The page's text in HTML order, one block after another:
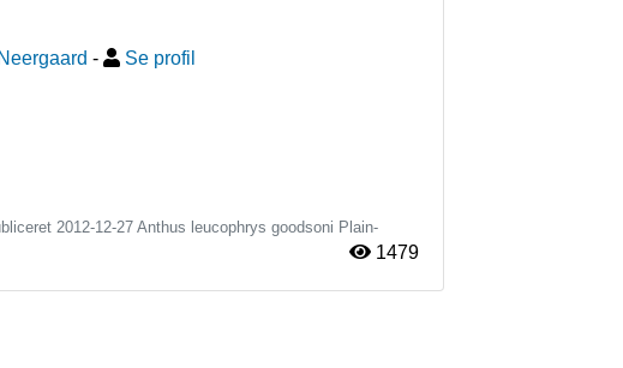
- Se profil
2012-12-27 Anthus leucophrys goodsoni Plain-
1479